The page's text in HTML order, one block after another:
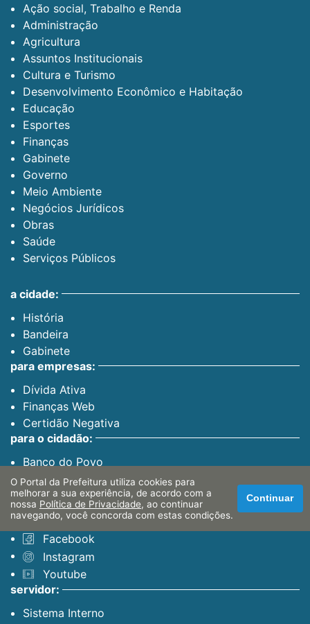
Ação social, Trabalho e Renda
Administração
Agricultura
Assuntos Institucionais
Cultura e Turismo
Desenvolvimento Econômico e Habitação
Educação
Esportes
Finanças
Gabinete
Governo
Meio Ambiente
Negócios Jurídicos
Obras
Saúde
Serviços Públicos
a cidade:
História
Bandeira
Gabinete
para empresas:
Dívida Ativa
Finanças Web
Certidão Negativa
para o cidadão:
Banco do Povo
PAT
canais oficiais:
Facebook
Instagram
Youtube
servidor:
Sistema Interno
O Portal da Prefeitura utiliza cookies para
melhorar a sua experiência, de acordo com a
nossa Política de Privacidade, ao continuar
navegando, você concorda com estas condições.
Continuar